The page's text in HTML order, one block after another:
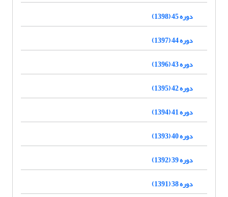
دوره 45 (1398)
دوره 44 (1397)
دوره 43 (1396)
دوره 42 (1395)
دوره 41 (1394)
دوره 40 (1393)
دوره 39 (1392)
دوره 38 (1391)